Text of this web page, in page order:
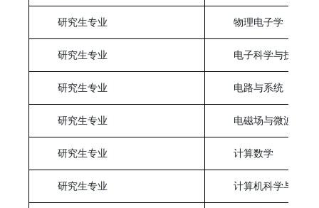
研究生专业 物理电子学
研究生专业 电子科学与技术
研究生专业 电路与系统
研究生专业 电磁场与微波技术
研究生专业 计算数学
研究生专业 计算机科学与技术